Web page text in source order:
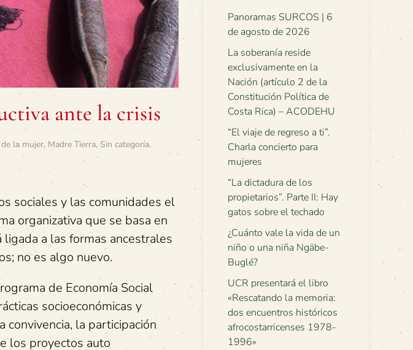
ante la crisis
la mujer, Madre Tierra, Sin categoría.
sociales y las comunidades el
organizativa que se basa en
a las formas ancestrales
no es algo nuevo.
de Economía Social
socioeconómicas y
la participación
los proyectos auto
Panoramas SURCOS | 6
de agosto de 2026
La soberanía reside
exclusivamente en la
Nación (artículo 2 de la
Constitución Política de
Costa Rica) – ACODEHU
“El viaje de regreso a ti”.
Charla concierto para
mujeres
“La dictadura de los
propietarios”. Parte II: Hay
gatos sobre el techado
¿Cuánto vale la vida de un
niño o una niña Ngäbe-
Buglé?
UCR presentará el libro
«Rescatando la memoria:
dos encuentros históricos
afrocostarricenses 1978-
1996»